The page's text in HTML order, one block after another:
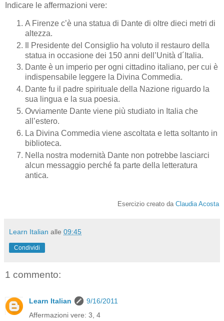
Indicare le affermazioni vere:
A Firenze c’è una statua di Dante di oltre dieci metri di
altezza.
Il Presidente del Consiglio ha voluto il restauro della
statua in occasione dei 150 anni dell’Unità d´Italia.
Dante è un imperio per ogni cittadino italiano, per cui è
indispensabile leggere la Divina Commedia.
Dante fu il padre spirituale della Nazione riguardo la
sua lingua e la sua poesia.
Ovviamente Dante viene più studiato in Italia che
all’estero.
La Divina Commedia viene ascoltata e letta soltanto in
biblioteca.
Nella nostra modernità Dante non potrebbe lasciarci
alcun messaggio perché fa parte della letteratura
antica.
Esercizio creato da Claudia Acosta
Learn Italian alle 09:45
Condividi
1 commento:
Learn Italian
9/16/2011
Affermazioni vere: 3, 4